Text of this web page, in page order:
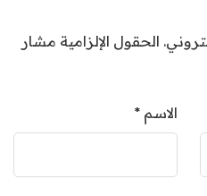
الحقول الإلزامية مشار
الاسم *